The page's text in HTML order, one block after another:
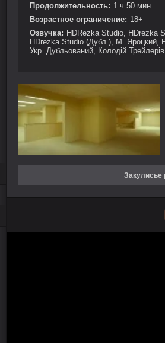
Продолжительность: 1 ч 50 мин
Возрастное ограничение: 18+
Озвучка: HDRezka Studio, HDrezka
HDrezka Studio (Дубл.), М. Яроцкий,
Укр. Дубльований, Колодій
Закулисье